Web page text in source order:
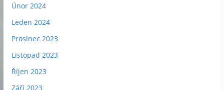
Únor 2024
Leden 2024
Prosinec 2023
Listopad 2023
Říjen 2023
Září 2023